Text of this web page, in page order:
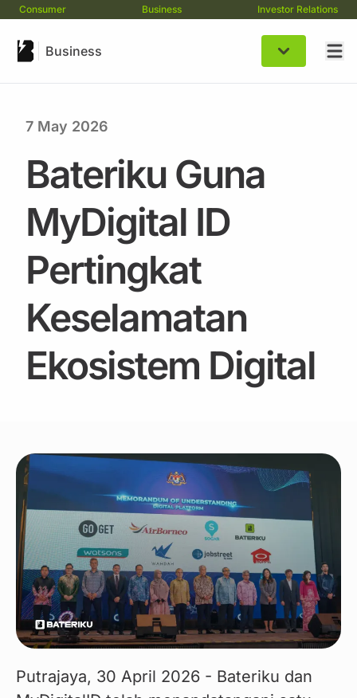
Consumer Business Investor Relations
Business
7 May 2026
Bateriku Guna
MyDigital ID
Pertingkat
Keselamatan
Ekosistem Digital
Putrajaya, 30 April 2026 - Bateriku dan